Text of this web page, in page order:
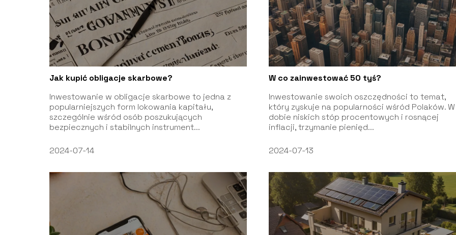
Jak kupić obligacje skarbowe?
Inwestowanie w obligacje skarbowe to jedna z
popularniejszych form lokowania kapitału,
szczególnie wśród osób poszukujących
bezpiecznych i stabilnych instrument...
2024-07-14
W co zainwestować 50 tyś?
Inwestowanie swoich oszczędności to temat,
który zyskuje na popularności wśród Polaków. W
dobie niskich stóp procentowych i rosnącej
inflacji, trzymanie pienięd...
2024-07-13